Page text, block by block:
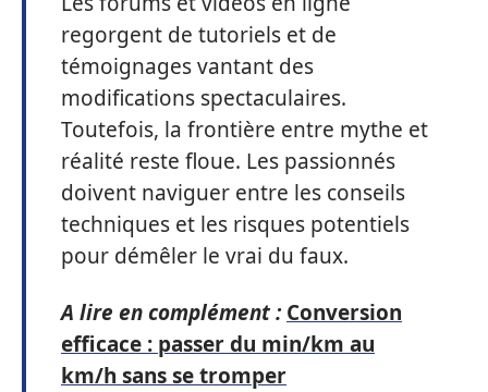
regorgent de tutoriels et de
témoignages vantant des
modifications spectaculaires.
Toutefois, la frontière entre mythe et
réalité reste floue. Les passionnés
doivent naviguer entre les conseils
techniques et les risques potentiels
pour démêler le vrai du faux.
A lire en complément : Conversion
efficace : passer du min/km au
km/h sans se tromper